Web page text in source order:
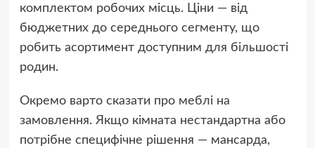
комплектом робочих місць. Ціни — від
бюджетних до середнього сегменту, що
робить асортимент доступним для більшості
родин.
Окремо варто сказати про меблі на
замовлення. Якщо кімната нестандартна або
потрібне специфічне рішення — мансарда,